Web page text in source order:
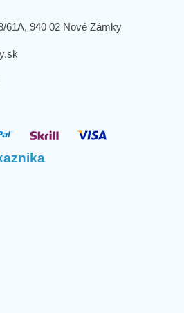
61A, 940 02 Nové Zámky